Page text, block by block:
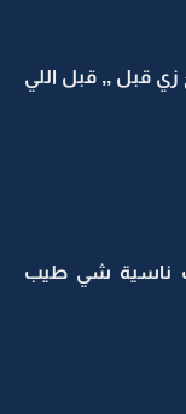
قبل ,, قبل اللي
ناسية شي طيب